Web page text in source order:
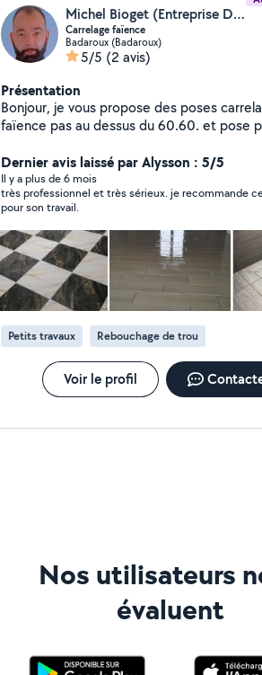
Michel Bioget (Entreprise De Carrelage Michel Bioget)
Carrelage faïence
Badaroux (Badaroux)
5/5 (2 avis)
Présentation
Bonjour, je vous propose des poses carrelage et
faïence pas au dessus du 60.60. et pose
Dernier avis laissé par Alysson : 5/5
Il y a plus de 6 mois
très professionnel et très sérieux. je recommande
pour son travail.
Petits travaux Rebouchage de trou
Voir le profil
Nos utilisateurs
évaluent